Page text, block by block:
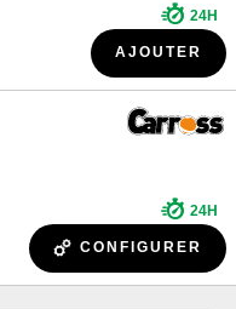
24H
AJOUTER
24H
CONFIGURER